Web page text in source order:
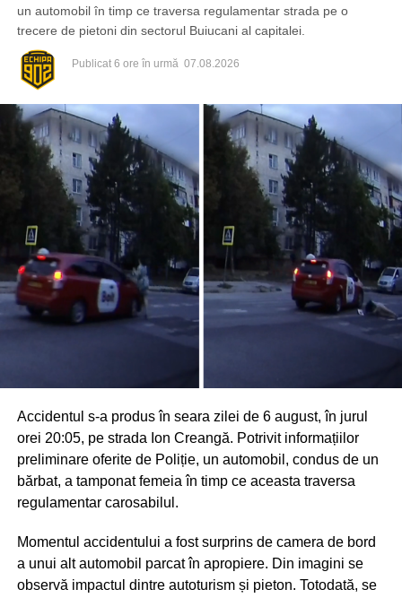
un automobil în timp ce traversa regulamentar strada pe o
trecere de pietoni din sectorul Buiucani al capitalei.
Publicat 6 ore în urmă 07.08.2026
Accidentul s-a produs în seara zilei de 6 august, în jurul
orei 20:05, pe strada Ion Creangă. Potrivit informațiilor
preliminare oferite de Poliție, un automobil, condus de un
bărbat, a tamponat femeia în timp ce aceasta traversa
regulamentar carosabilul.
Momentul accidentului a fost surprins de camera de bord
a unui alt automobil parcat în apropiere. Din imagini se
observă impactul dintre autoturism și pieton. Totodată, se